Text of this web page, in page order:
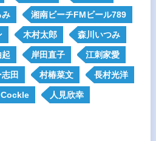
み 湘南ビーチFMビール789
木村太郎 森川いつみ
岸田直子 江刺家愛
田 村椿菜文 長村光洋
人見欣幸